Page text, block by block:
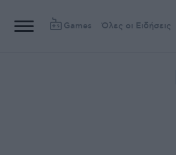
Games Όλες οι Ειδήσεις